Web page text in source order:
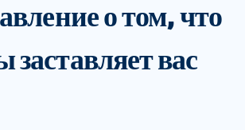
о том, что
вас